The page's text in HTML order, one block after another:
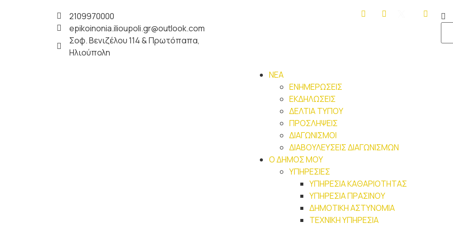
2109970000
epikoinonia.ilioupoli.gr@outlook.com
Σοφ. Βενιζέλου 114 & Πρωτόπαπα,
Ηλιούπολη
ΝΕΑ
ΕΝΗΜΕΡΩΣΕΙΣ
ΕΚΔΗΛΩΣΕΙΣ
ΔΕΛΤΙΑ ΤΥΠΟΥ
ΠΡΟΣΛΗΨΕΙΣ
ΔΙΑΓΩΝΙΣΜΟΙ
ΔΙΑΒΟΥΛΕΥΣΕΙΣ ΔΙΑΓΩΝΙΣΜΩΝ
Ο ΔΗΜΟΣ ΜΟΥ
ΥΠΗΡΕΣΙΕΣ
ΥΠΗΡΕΣΙΑ ΚΑΘΑΡΙΟΤΗΤΑΣ
ΥΠΗΡΕΣΙΑ ΠΡΑΣΙΝΟΥ
ΔΗΜΟΤΙΚΗ ΑΣΤΥΝΟΜΙΑ
ΤΕΧΝΙΚΗ ΥΠΗΡΕΣΙΑ